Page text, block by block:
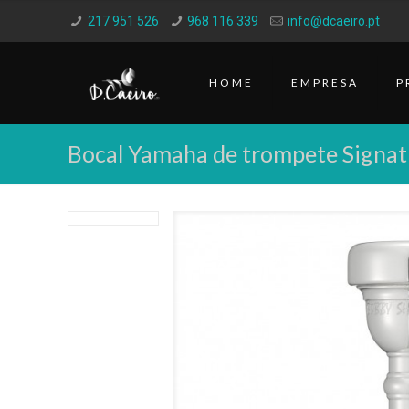
217 951 526 968 116 339 info@dcaeiro.pt
HOME EMPRESA
Bocal Yamaha de trompete